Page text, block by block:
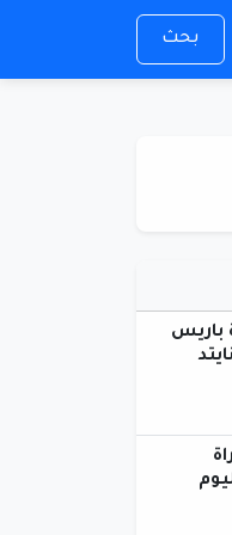
بحث
باريس